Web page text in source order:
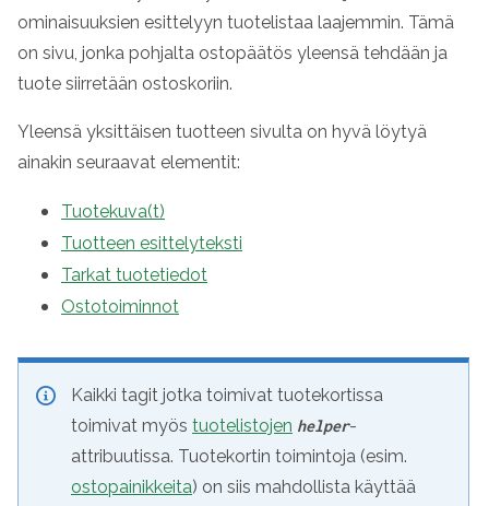
ominaisuuksien esittelyyn tuotelistaa laajemmin. Tämä
on sivu, jonka pohjalta ostopäätös yleensä tehdään ja
tuote siirretään ostoskoriin.
Yleensä yksittäisen tuotteen sivulta on hyvä löytyä
ainakin seuraavat elementit:
Tuotekuva(t)
Tuotteen esittelyteksti
Tarkat tuotetiedot
Ostotoiminnot
Kaikki tagit jotka toimivat tuotekortissa
toimivat myös tuotelistojen helper-
attribuutissa. Tuotekortin toimintoja (esim.
ostopainikkeita) on siis mahdollista käyttää